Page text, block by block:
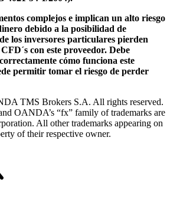
complejos e implican un alto riesgo
debido a la posibilidad de
los inversores particulares pierden
con este proveedor. Debe
cómo funciona este
permitir tomar el riesgo de perder
TMS Brokers S.A. All rights reserved.
OANDA’s “fx” family of trademarks are
All other trademarks appearing on
of their respective owner.